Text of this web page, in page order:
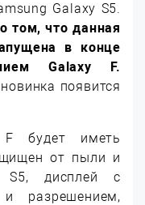
Galaxy S5.
том, что данная
в конце
Galaxy F.
появится
F будет иметь
от пыли и
S5, дисплей с
разрешением,